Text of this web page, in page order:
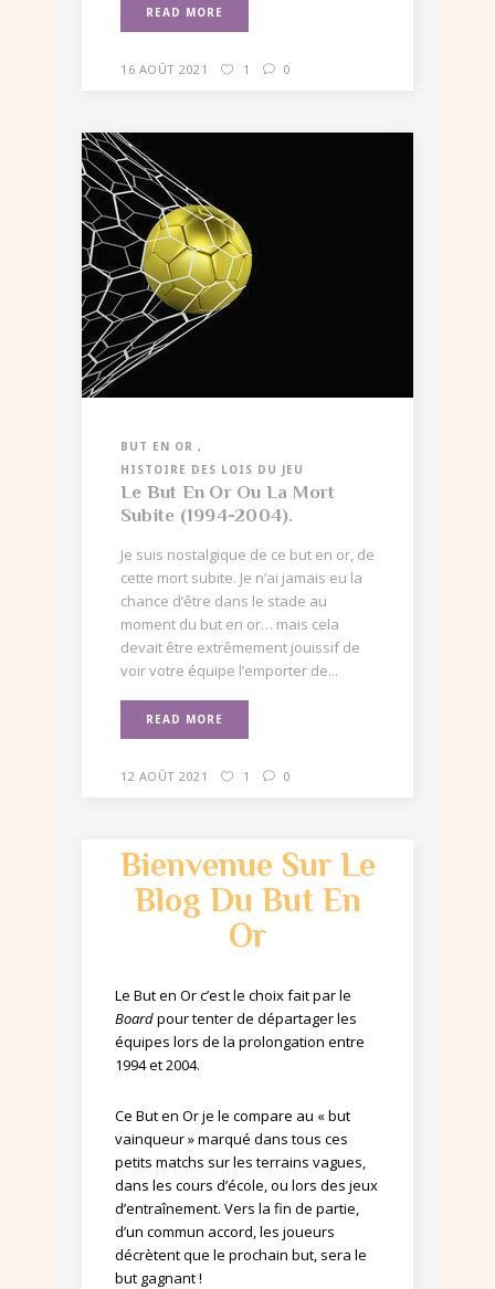
READ MORE
16 AOÛT 2021 1 0
BUT EN OR
HISTOIRE DES LOIS DU JEU
Le But En Or Ou La Mort
Subite (1994-2004).
Je suis nostalgique de ce but en or, de
cette mort subite. Je n’ai jamais eu la
chance d’être dans le stade au
moment du but en or… mais cela
devait être extrêmement jouissif de
voir votre équipe l’emporter de...
READ MORE
12 AOÛT 2021 1 0
Bienvenue Sur Le
Blog Du But En
Or
Le But en Or c’est le choix fait par le
Boardpour tenter de départager les
équipes lors de la prolongation entre
1994 et 2004.
Ce But en Or je le compare au « but
vainqueur » marqué dans tous ces
petits matchs sur les terrains vagues,
dans les cours d’école, ou lors des jeux
d’entraînement. Vers la fin de partie,
d’un commun accord, les joueurs
décrètent que le prochain but, sera le
but gagnant !